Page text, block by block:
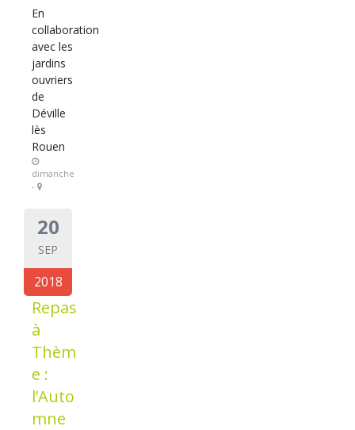
En
collaboration
avec les
jardins
ouvriers
de
Déville
lès
Rouen
dimanche
-
20
SEP
2018
Repas
à
Thèm
e :
l’Auto
mne